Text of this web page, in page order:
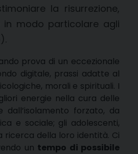
la risurrezione,
in modo particolare agli
prova di un eccezionale
digitale, prassi adatte al
morali e spirituali. I
energie nella cura delle
forzato, da
e sociale; gli adolescenti,
della loro identità. Ci
un tempo di possibile